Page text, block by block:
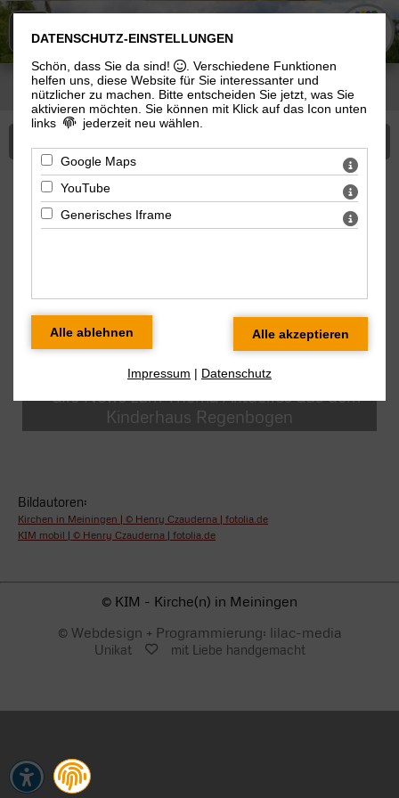
KIRCHEnIN MEININGEN
Sie sind hier:Kirchen in Meiningen> Kindergarten/Gymnasium> Christlicher
Kindergarten >Aktuelles> FOLGT UNS AUF INSTAGRAM
Aktuelles aus dem Kinderhaus
Regenbogen
FOLGT UNS AUF INSTAGRAM
Zugehörige Dokumente:
Instagram
« alle News zum Thema Aktuelles aus dem
Kinderhaus Regenbogen
Bildautoren:
Kirchen in Meiningen | © Henry Czauderna | fotolia.de
KIM mobil | © Henry Czauderna | fotolia.de
© KIM - Kirche(n) in Meiningen
© Webdesign + Programmierung: lilac-media
Unikat mit Liebe handgemacht
DATENSCHUTZ-EINSTELLUNGEN
Schön, dass Sie da sind!
. Verschiedene Funktionen
helfen uns, diese Website für Sie interessanter und
nützlicher zu machen.
Bitte entscheiden Sie jetzt, was Sie
aktivieren möchten. Sie können mit Klick auf das Icon unten
links
jederzeit neu wählen.
Google Maps
YouTube
Generisches Iframe
Impressum | Datenschutz